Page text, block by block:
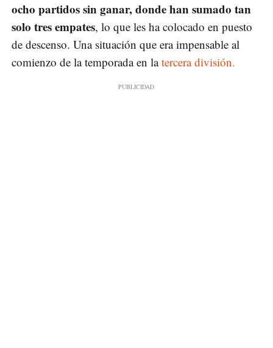
ocho partidos sin ganar, donde han sumado tan
solo tres empates, lo que les ha colocado en puesto
de descenso. Una situación que era impensable al
comienzo de la temporada en latercera división.